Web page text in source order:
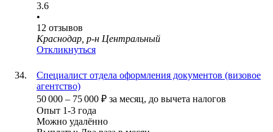
3.6
•
12 отзывов
Краснодар, р-н Центральный
Откликнуться
Специалист отдела оформления документов (визовое
агентство)
50 000 – 75 000 ₽ за месяц, до вычета налогов
Опыт 1-3 года
Можно удалённо